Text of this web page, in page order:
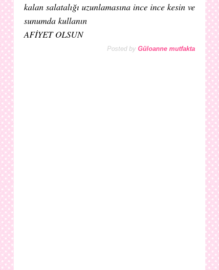
kalan salatalığı uzunlamasına ince ince kesin ve
sunumda kullanın
AFİYET OLSUN
Posted by Güloanne mutfakta